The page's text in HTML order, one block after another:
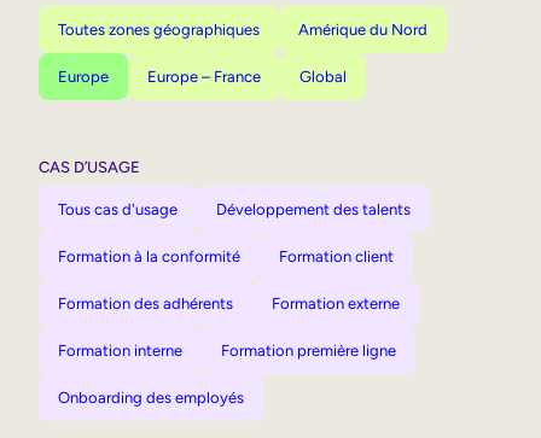
Toutes zones géographiques Amérique du Nord
Europe Europe – France Global
CAS D’USAGE
Tous cas d'usage Développement des talents
Formation à la conformité Formation client
Formation des adhérents Formation externe
Formation interne Formation première ligne
Onboarding des employés